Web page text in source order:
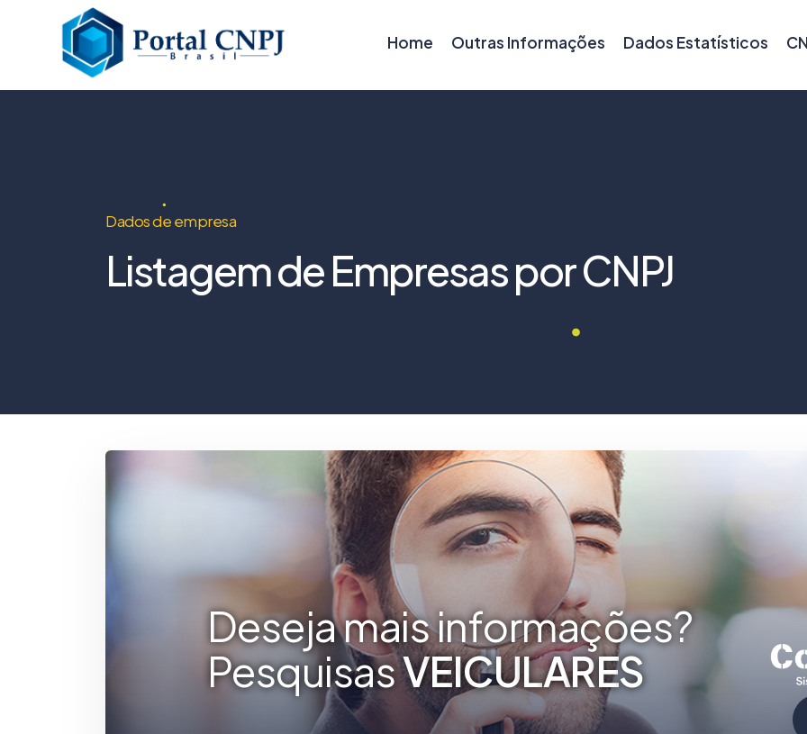
Home Outras Informações Dados Estatísticos
Dados de empresa
Listagem de Empresas por CNPJ
Deseja mais informações?
PesquisasVEICULARES